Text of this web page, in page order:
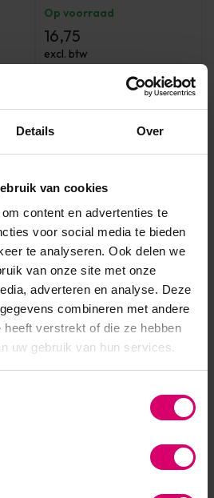
Details Over
van cookies
content en advertenties te
voor social media te bieden
te analyseren. Ook delen we
van onze site met onze
adverteren en analyse. Deze
combineren met andere
heeft verstrekt of die ze hebben
uw gebruik van hun services.
Op voorraad
16,75
excl. btw
CND
CND Perfect Color Powder
Op voorraad
57,50